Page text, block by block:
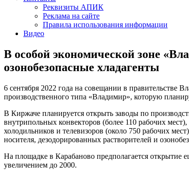
Реквизиты АПИК
Реклама на сайте
Правила использования информации
Видео
В особой экономической зоне
озонобезопасные хладагенты
6 сентября 2022 года на совещании в
производственного типа «Владимир», которую
В Киржаче планируется открыть заводы по
внутрипольных конвекторов (более 110 рабочих
холодильников и телевизоров (около 750 рабочих
носителя, дезодорированных растворителей и
На площадке в Карабаново предполагается открытие
увеличением до 2000.